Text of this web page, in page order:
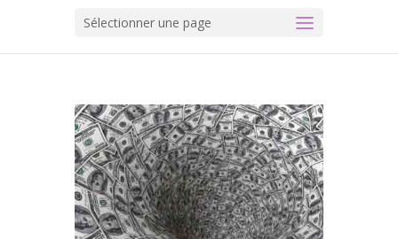
Sélectionner une page